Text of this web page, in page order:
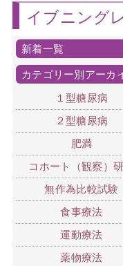
イブニング
新着一覧
カテゴリー別アーカ
１型糖尿病
２型糖尿病
肥満
コホート（観察）
無作為比較試験
食事療法
運動療法
薬物療法